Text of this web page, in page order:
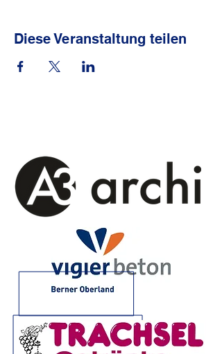
Diese Veranstaltung teilen